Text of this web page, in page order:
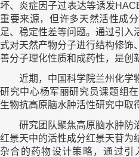
坏、炎症因子过表达等诱发
重要来源，但许多天然活性成
足、稳定性差等问题。通过引入
式对天然产物分子进行结构修饰
善分子理化性质和成药性，是创
近期，中国科学院兰州化学
研究中心杨军丽研究员课题组
生物抗高原脑水肿活性研究中取
研究团队聚焦高原脑水肿防
红景天中的活性成分红景天苷为
杂合的药物设计策略，通过引